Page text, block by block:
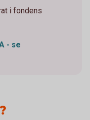
i fondens
- se